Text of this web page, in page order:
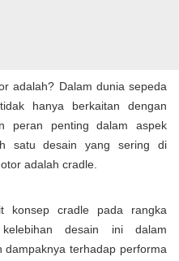
adalah? Dalam dunia sepeda
hanya berkaitan dengan
peran penting dalam aspek
satu desain yang sering di
adalah cradle.
konsep cradle pada rangka
desain ini dalam
terhadap performa